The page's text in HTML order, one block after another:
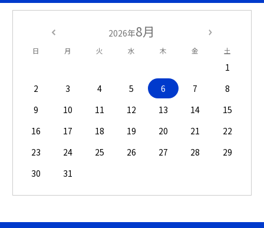
2026年8月
日 月 火 水 木 金 土
1
2
3 4 5 6 7
8
9
10 11 12 13 14
15
16
17 18 19 20 21
22
23
24 25 26 27 28
29
30
31